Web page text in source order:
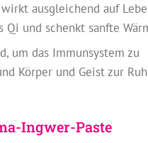
ausgleichend auf
Qi und schenkt sanfte
um das Immunsystem zu
Körper und Geist zur
Ingwer-Paste